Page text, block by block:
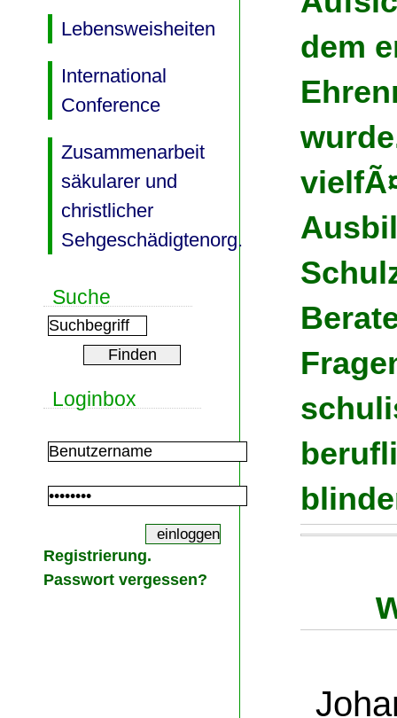
Lebensweisheiten
International
Conference
Zusammenarbeit
säkularer und
christlicher
Sehgeschädigtenorg.
Suche
Loginbox
Registrierung.
Passwort vergessen?
dem